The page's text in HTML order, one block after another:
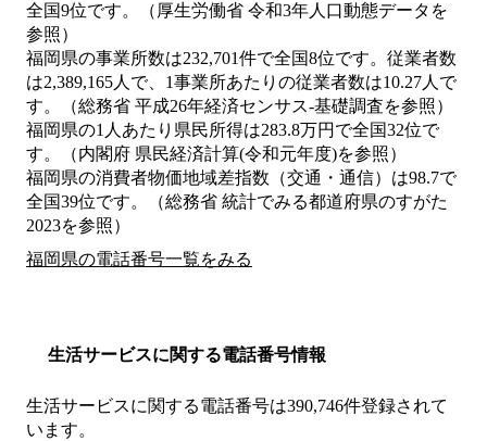
全国9位です。（厚生労働省 令和3年人口動態データを
参照）
福岡県の事業所数は232,701件で全国8位です。従業者数
は2,389,165人で、1事業所あたりの従業者数は10.27人で
す。（総務省 平成26年経済センサス‐基礎調査を参照）
福岡県の1人あたり県民所得は283.8万円で全国32位で
す。（内閣府 県民経済計算(令和元年度)を参照）
福岡県の消費者物価地域差指数（交通・通信）は98.7で
全国39位です。（総務省 統計でみる都道府県のすがた
2023を参照）
福岡県の電話番号一覧をみる
生活サービスに関する電話番号情報
生活サービスに関する電話番号は390,746件登録されて
います。